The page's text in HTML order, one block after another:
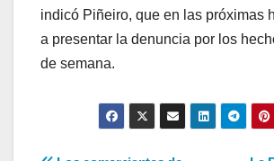
indicó Piñeiro, que en las próximas
a presentar la denuncia por los
de semana.